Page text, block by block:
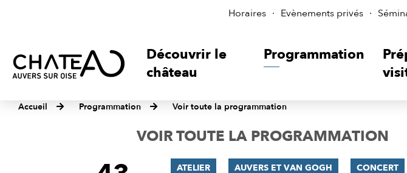
Horaires Evènements privés
Découvrir le
château
Programmation
Accueil Programmation Voir toute la programmation
VOIR TOUTE LA PROGRAMMATION
FILTRER
ATELIER AUVERS ET VAN GOGH CONCERT